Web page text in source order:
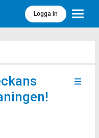
Logga in Meny